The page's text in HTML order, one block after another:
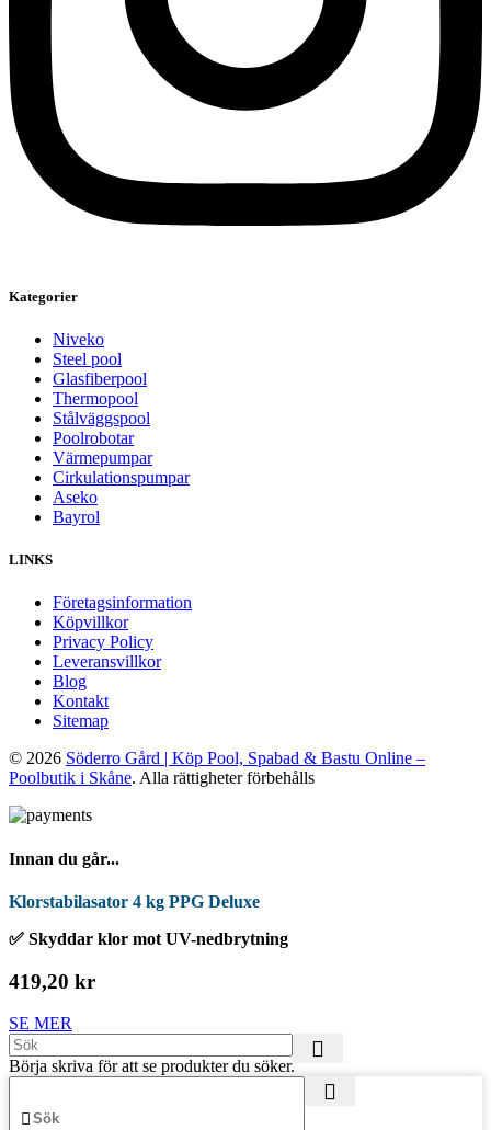
Kategorier
Niveko
Steel pool
Glasfiberpool
Thermopool
Stålväggspool
Poolrobotar
Värmepumpar
Cirkulationspumpar
Aseko
Bayrol
LINKS
Företagsinformation
Köpvillkor
Privacy Policy
Leveransvillkor
Blog
Kontakt
Sitemap
© 2026 Söderro Gård | Köp Pool, Spabad & Bastu Online –
Poolbutik i Skåne. Alla rättigheter förbehålls
Innan du går...
Klorstabilasator 4 kg PPG Deluxe
✅ Skyddar klor mot UV-nedbrytning
419,20 kr
SE MER
Börja skriva för att se produkter du söker.